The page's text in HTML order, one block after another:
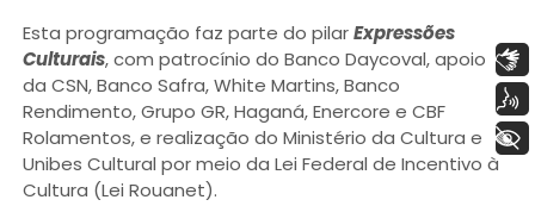
Esta programação faz parte do pilarExpressões
Culturais, com patrocínio do Banco Daycoval, apoio
da CSN, Banco Safra, White Martins, Banco
Rendimento, Grupo GR, Haganá, Enercore e CBF
Rolamentos, e realização do Ministério da Cultura e
Unibes Cultural por meio da Lei Federal de Incentivo à
Cultura (Lei Rouanet).
Libras
+ Acessibilidade